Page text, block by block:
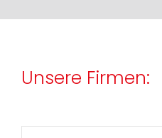
Unsere Firmen: